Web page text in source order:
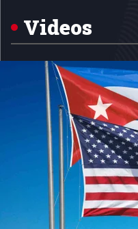
Videos